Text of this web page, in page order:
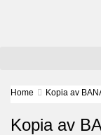
Home Kopia av
Kopia av